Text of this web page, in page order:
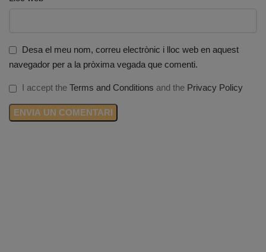
Desa el meu nom, correu electrònic i lloc web en aquest
navegador per a la pròxima vegada que comenti.
I accept the Terms and Conditions and the Privacy Policy